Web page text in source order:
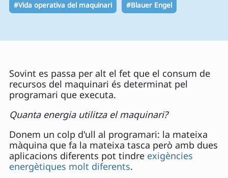
#Vida operativa del maquinari
#Blauer Engel
Sovint es passa per alt el fet que el consum de
recursos del maquinari és determinat pel
programari que executa.
Quanta energia utilitza el maquinari?
Donem un colp d'ull al programari: la mateixa
màquina que fa la mateixa tasca però amb dues
aplicacions diferents pot tindre exigències
energètiques molt diferents.